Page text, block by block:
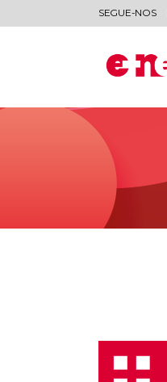
SEGUE-NOS